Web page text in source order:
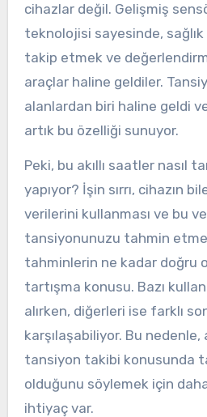
cihazlar değil. Gelişmiş
teknolojisi sayesinde,
takip etmek ve
araçlar haline geldiler.
alanlardan biri haline geldi
artık bu özelliği sunuyor.
Peki, bu akıllı saatler nasıl
yapıyor? İşin sırrı, cihazın
verilerini kullanması ve bu
tansiyonunuzu tahmin
tahminlerin ne kadar doğru
tartışma konusu. Bazı
alırken, diğerleri ise farklı
karşılaşabiliyor. Bu nedenle,
tansiyon takibi konusunda
olduğunu söylemek için
ihtiyaç var.